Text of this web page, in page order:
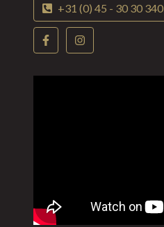
+31 (0) 45 - 30 30 340